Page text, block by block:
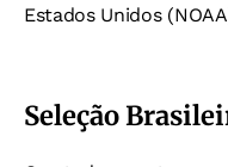
Estados Unidos
Seleção